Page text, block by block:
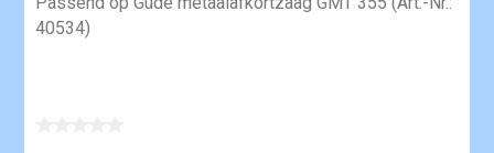
40534)